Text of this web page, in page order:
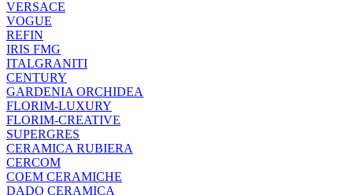
VERSACE
VOGUE
REFIN
IRIS FMG
ITALGRANITI
CENTURY
GARDENIA ORCHIDEA
FLORIM-LUXURY
FLORIM-CREATIVE
SUPERGRES
CERAMICA RUBIERA
CERCOM
COEM CERAMICHE
DADO CERAMICA